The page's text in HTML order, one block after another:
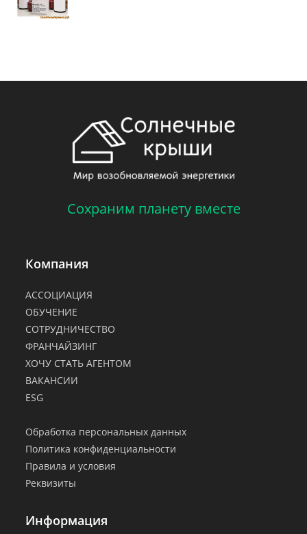
Сохраним планету вместе
Компания
АССОЦИАЦИЯ
ОБУЧЕНИЕ
СОТРУДНИЧЕСТВО
ФРАНЧАЙЗИНГ
ХОЧУ СТАТЬ АГЕНТОМ
ВАКАНСИИ
ESG
Обработка персональных данных
Политика конфиденциальности
Правила и условия
Реквизиты
Информация